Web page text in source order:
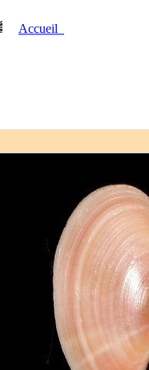
Accueil